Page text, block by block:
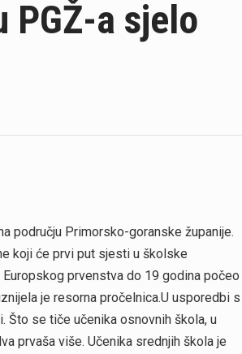
PGŽ-a sjelo
području Primorsko-goranske županije.
koji će prvi put sjesti u školske
prvenstva do 19 godina počeo
je resorna pročelnica.U usporedbi s
Što se tiče učenika osnovnih škola, u
prvaša više. Učenika srednjih škola je